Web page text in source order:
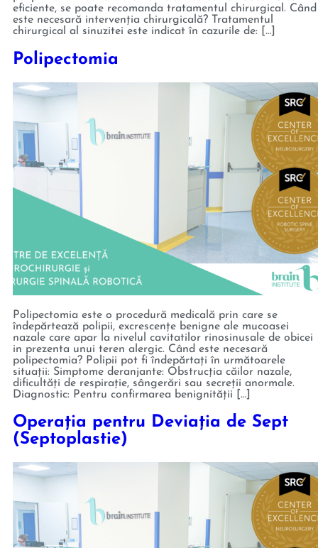
eficiente, se poate recomanda tratamentul chirurgical. Când
este necesară intervenția chirurgicală? Tratamentul
chirurgical al sinuzitei este indicat în cazurile de: […]
Polipectomia
Polipectomia este o procedură medicală prin care se
îndepărtează polipii, excrescențe benigne ale mucoasei
nazale care apar la nivelul cavitatilor rinosinusale de obicei
in prezenta unui teren alergic. Când este necesară
polipectomia? Polipii pot fi îndepărtați în următoarele
situații: Simptome deranjante: Obstrucția căilor nazale,
dificultăți de respirație, sângerări sau secreții anormale.
Diagnostic: Pentru confirmarea benignității […]
Operația pentru Deviația de Sept
(Septoplastie)